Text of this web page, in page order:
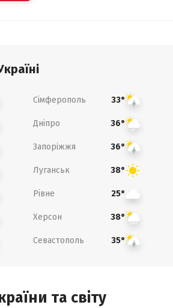
Сімферополь 33°
Дніпро 36°
Запоріжжя 36°
Луганськ 38°
Рівне 25°
Херсон 38°
Севастополь 35°
та світу